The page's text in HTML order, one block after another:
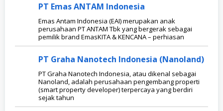
PT Emas ANTAM Indonesia
Emas Antam Indonesia (EAI) merupakan anak
perusahaan PT ANTAM Tbk yang bergerak sebagai
pemilik brand EmasKITA & KENCANA – perhiasan
PT Graha Nanotech Indonesia (Nanoland)
PT Graha Nanotech Indonesia, atau dikenal sebagai
Nanoland, adalah perusahaan pengembang properti
(smart property developer) terpercaya yang berdiri
sejak tahun